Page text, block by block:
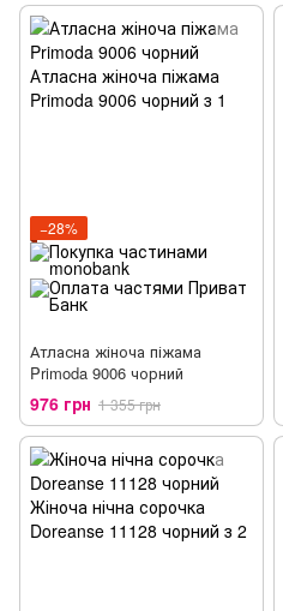
−28%
Атласна жіноча піжама
Primoda 9006 чорний
976 грн 1 355 грн